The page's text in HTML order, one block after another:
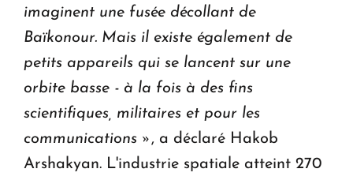
imaginent une fusée décollant de
Baïkonour. Mais il existe également de
petits appareils qui se lancent sur une
orbite basse - à la fois à des fins
scientifiques, militaires et pour les
communications » , a déclaré Hakob
Arshakyan. L'industrie spatiale atteint 270